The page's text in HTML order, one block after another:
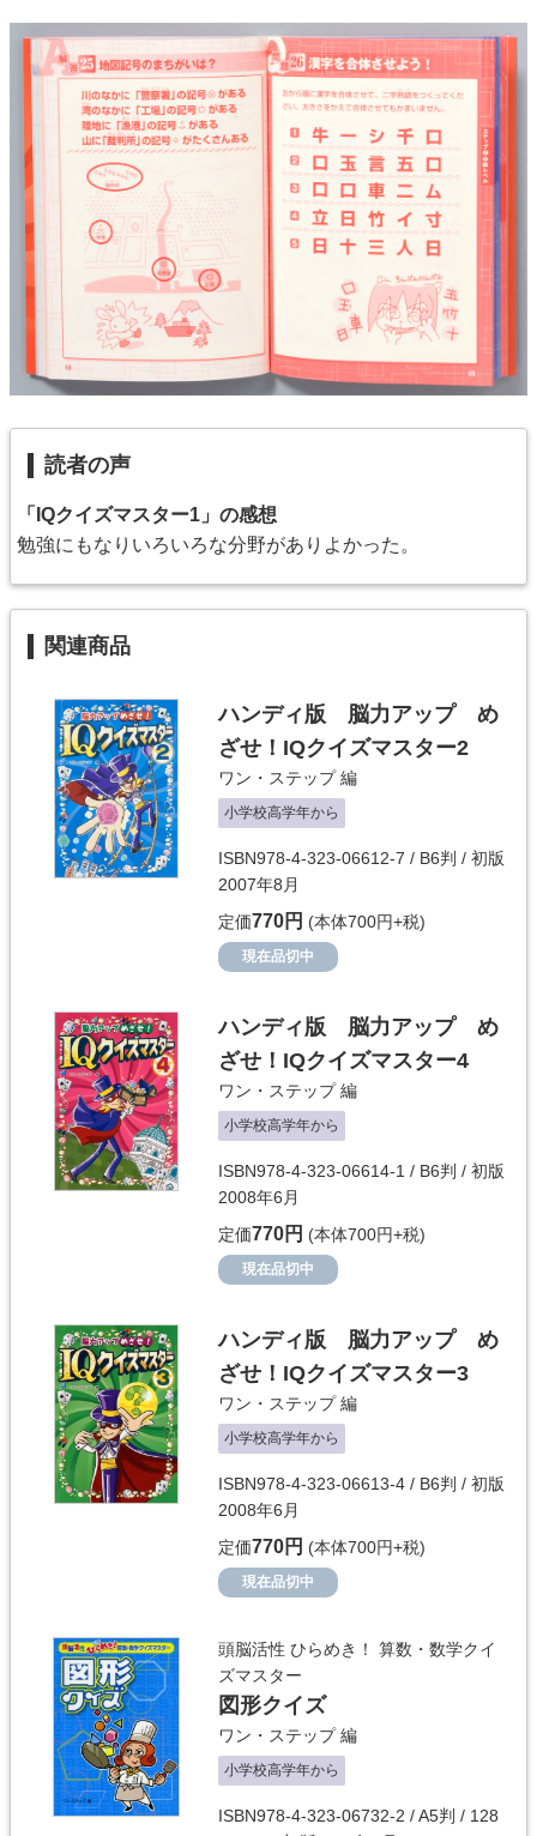
読者の声
「IQクイズマスター1」の感想
勉強にもなりいろいろな分野がありよかった。
関連商品
ハンディ版 脳力アップ め
ざせ！IQクイズマスター2
ワン・ステップ編
小学校高学年から
ISBN978-4-323-06612-7 / B6判 / 初版
2007年8月
定価770円 (本体700円+税)
現在品切中
ハンディ版 脳力アップ め
ざせ！IQクイズマスター4
ワン・ステップ編
小学校高学年から
ISBN978-4-323-06614-1 / B6判 / 初版
2008年6月
定価770円 (本体700円+税)
現在品切中
ハンディ版 脳力アップ め
ざせ！IQクイズマスター3
ワン・ステップ編
小学校高学年から
ISBN978-4-323-06613-4 / B6判 / 初版
2008年6月
定価770円 (本体700円+税)
現在品切中
頭脳活性 ひらめき！ 算数・数学クイ
ズマスター
図形クイズ
ワン・ステップ編
小学校高学年から
ISBN978-4-323-06732-2 / A5判 / 128